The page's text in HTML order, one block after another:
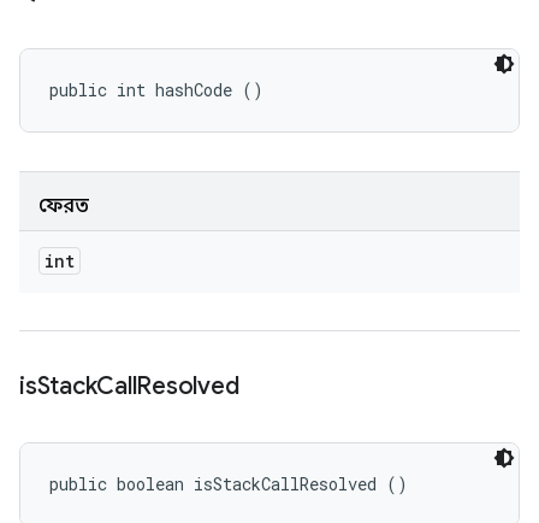
public int hashCode ()
ফেরত
int
isStackCallResolved
public boolean isStackCallResolved ()